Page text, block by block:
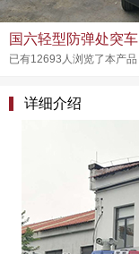
国六轻型防弹处突车
已有12693人浏览了本产品
详细介绍